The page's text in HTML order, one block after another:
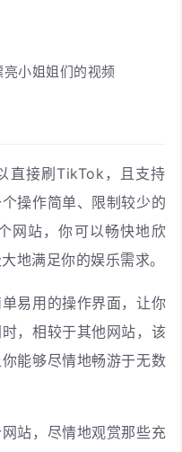
小姐姐们的视频
直接刷TikTok，且支持
操作简单、限制较少的
网站，你可以畅快地欣
地满足你的娱乐需求。
易用的操作界面，让你
，相较于其他网站，该
能够尽情地畅游于无数
站，尽情地观赏那些充